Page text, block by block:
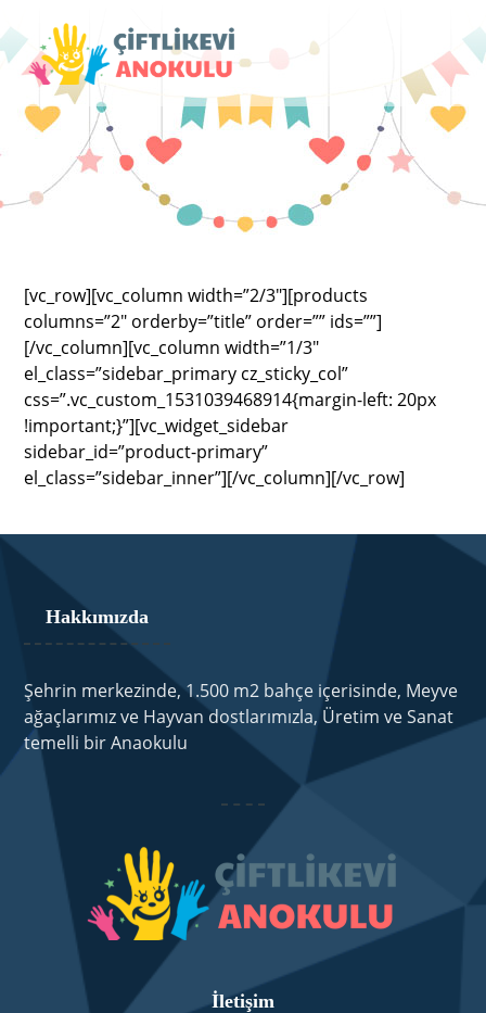
[vc_row][vc_column width=”2/3″][products
columns=”2″ orderby=”title” order=”” ids=””]
[/vc_column][vc_column width=”1/3″
el_class=”sidebar_primary cz_sticky_col”
css=”.vc_custom_1531039468914{margin-left: 20px
!important;}”][vc_widget_sidebar
sidebar_id=”product-primary”
el_class=”sidebar_inner”][/vc_column][/vc_row]
Hakkımızda
Şehrin merkezinde, 1.500 m2 bahçe içerisinde, Meyve
ağaçlarımız ve Hayvan dostlarımızla, Üretim ve Sanat
temelli bir Anaokulu
İletişim